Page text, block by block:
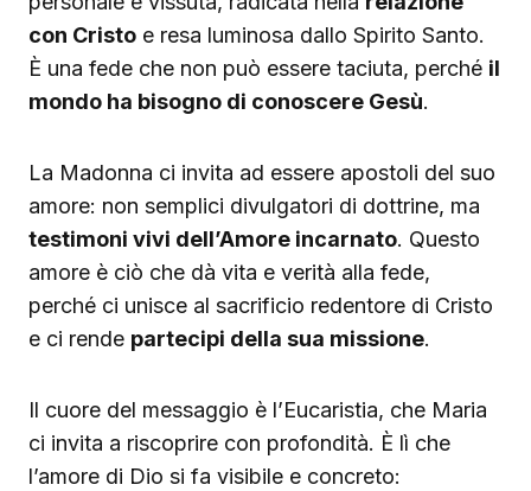
con Cristo e resa luminosa dallo Spirito Santo.
È una fede che non può essere taciuta, perché il
mondo ha bisogno di conoscere Gesù.
La Madonna ci invita ad essere apostoli del suo
amore: non semplici divulgatori di dottrine, ma
testimoni vivi dell’Amore incarnato. Questo
amore è ciò che dà vita e verità alla fede,
perché ci unisce al sacrificio redentore di Cristo
e ci rende partecipi della sua missione.
Il cuore del messaggio è l’Eucaristia, che Maria
ci invita a riscoprire con profondità. È lì che
l’amore di Dio si fa visibile e concreto: